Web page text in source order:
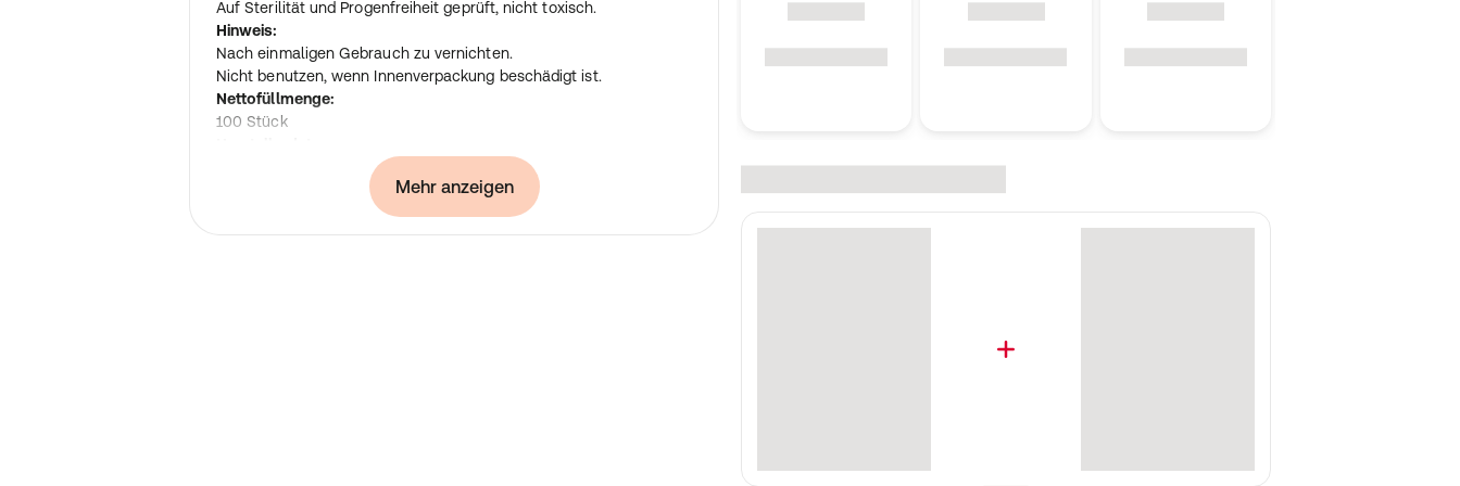
Auf Sterilität und Progenfreiheit geprüft, nicht toxisch.
Hinweis:
Nach einmaligen Gebrauch zu vernichten.
Nicht benutzen, wenn Innenverpackung beschädigt ist.
Nettofüllmenge:
100 Stück
ein Unternehmen der Dr. Junghans Medical GmbH
Mehr anzeigen